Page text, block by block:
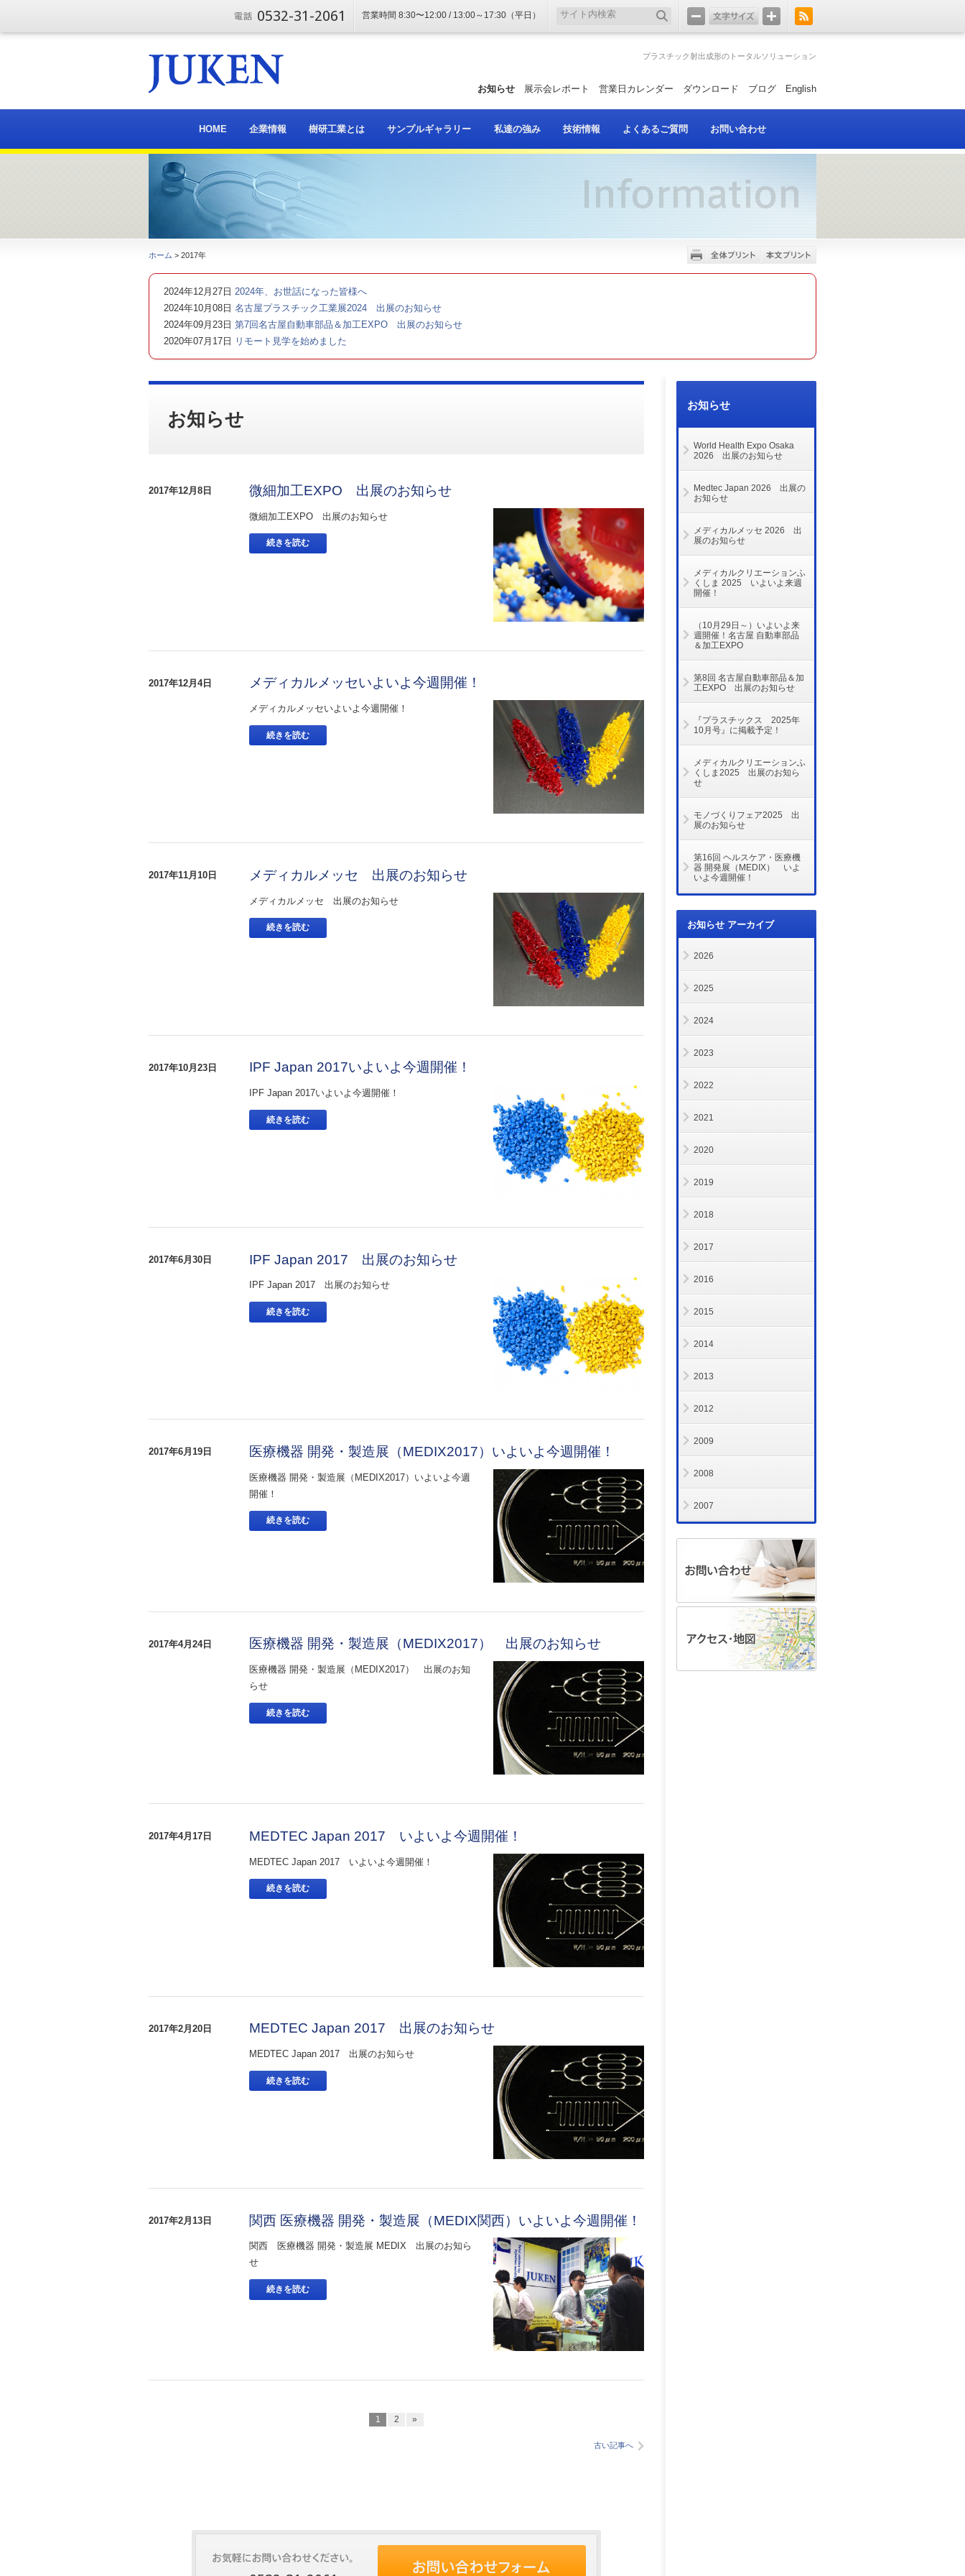
0532-31-2061 営業時間 8:30〜12:00 / 13:00～17:30（平日）
プラスチック射出成形のトータルソリューション
お知らせ 展示会レポート 営業日カレンダー ダウンロード ブログ English
HOME 企業情報 樹研工業とは サンプルギャラリー 私達の強み 技術情報 よくあるご質問 お問い合わせ
ホーム > 2017年
2024年12月27日 2024年、お世話になった皆様へ
2024年10月08日 名古屋プラスチック工業展2024 出展のお知らせ
2024年09月23日 第7回名古屋自動車部品＆加工EXPO 出展のお知らせ
2020年07月17日
リモート見学を始めました
お知らせ
2017年12月8日 微細加工EXPO 出展のお知らせ
微細加工EXPO 出展のお知らせ
続きを読む
2017年12月4日 メディカルメッセいよいよ今週開催！
メディカルメッセいよいよ今週開催！
続きを読む
2017年11月10日 メディカルメッセ 出展のお知らせ
メディカルメッセ 出展のお知らせ
続きを読む
2017年10月23日 IPF Japan 2017いよいよ今週開催！
IPF Japan 2017いよいよ今週開催！
続きを読む
2017年6月30日 IPF Japan 2017 出展のお知らせ
IPF Japan 2017 出展のお知らせ
続きを読む
2017年6月19日 医療機器 開発・製造展（MEDIX2017）いよいよ今週開催！
医療機器 開発・製造展（MEDIX2017）いよいよ今週
開催！
続きを読む
2017年4月24日 医療機器 開発・製造展（MEDIX2017） 出展のお知らせ
医療機器 開発・製造展（MEDIX2017） 出展のお知
らせ
続きを読む
2017年4月17日 MEDTEC Japan 2017 いよいよ今週開催！
MEDTEC Japan 2017 いよいよ今週開催！
続きを読む
2017年2月20日 MEDTEC Japan 2017 出展のお知らせ
MEDTEC Japan 2017 出展のお知らせ
続きを読む
2017年2月13日 関西 医療機器 開発・製造展（MEDIX関西）いよいよ今週開催！
関西 医療機器 開発・製造展 MEDIX 出展のお知ら
せ
続きを読む
1 2 »
古い記事へ
お知らせ
World Health Expo Osaka
2026 出展のお知らせ
Medtec Japan 2026 出展の
お知らせ
メディカルメッセ 2026 出
展のお知らせ
メディカルクリエーションふ
くしま 2025 いよいよ来週
開催！
（10月29日～）いよいよ来
週開催！名古屋 自動車部品
＆加工EXPO
第8回 名古屋自動車部品＆加
工EXPO 出展のお知らせ
『プラスチックス 2025年
10月号』に掲載予定！
メディカルクリエーションふ
くしま2025 出展のお知ら
せ
モノづくりフェア2025 出
展のお知らせ
第16回 ヘルスケア・医療機
器 開発展（MEDIX） いよ
いよ今週開催！
お知らせ アーカイブ
2026
2025
2024
2023
2022
2021
2020
2019
2018
2017
2016
2015
2014
2013
2012
2009
2008
2007